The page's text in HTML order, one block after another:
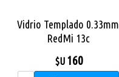
Vidrio Templado 0.33mm
RedMi 13c
$U 160